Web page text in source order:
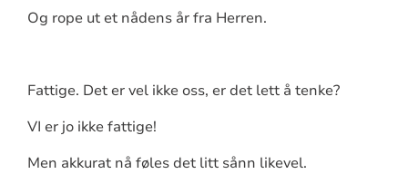
Og rope ut et nådens år fra Herren.
Fattige. Det er vel ikke oss, er det lett å tenke?
VI er jo ikke fattige!
Men akkurat nå føles det litt sånn likevel.